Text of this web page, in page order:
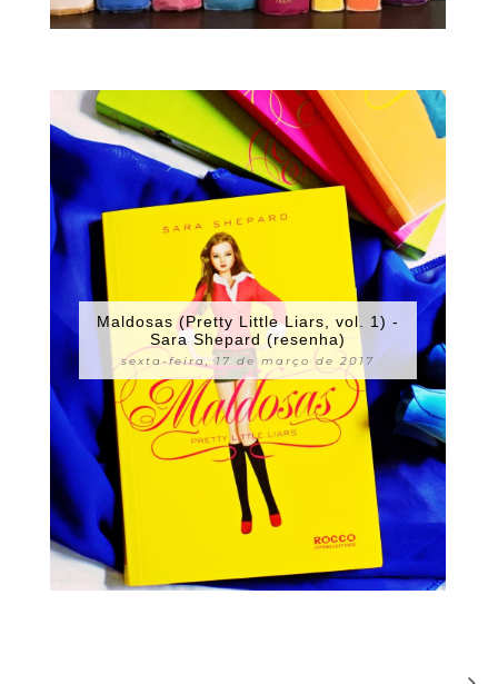
Maldosas (Pretty Little Liars, vol. 1) -
Sara Shepard (resenha)
sexta-feira, 17 de março de 2017